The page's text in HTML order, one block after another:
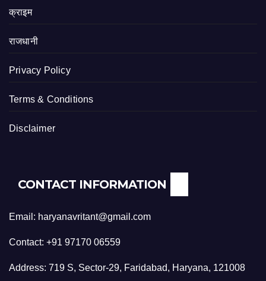
क्राइम
राजधानी
Privacy Policy
Terms & Conditions
Disclaimer
CONTACT INFORMATION
Email: haryanavritant@gmail.com
Contact: +91 97170 06559
Address: 719 S, Sector-29, Faridabad, Haryana, 121008